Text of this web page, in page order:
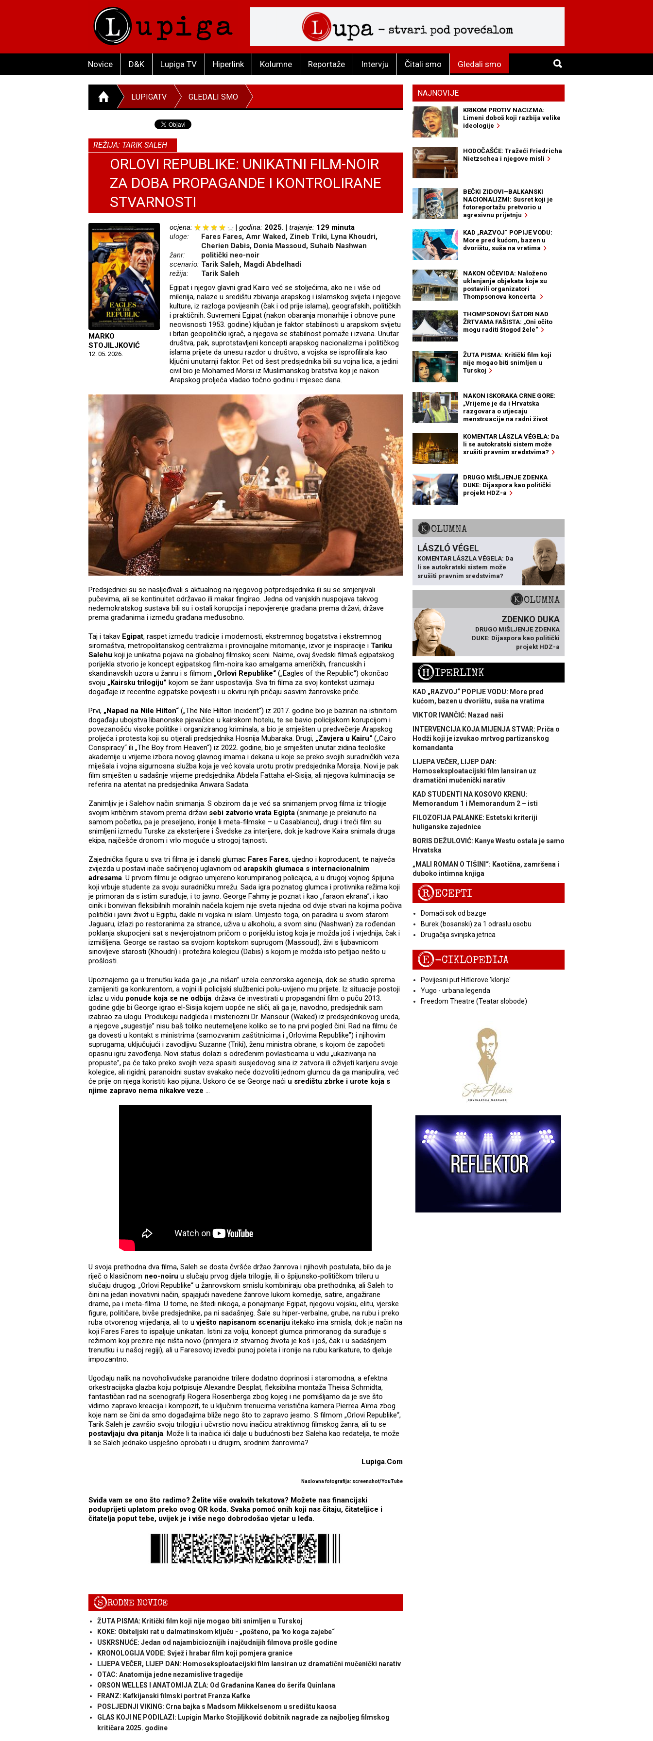
Novice D&K Lupiga TV Hiperlink Kolumne Reportaže Intervju Čitali smo Gledali smo
LUPIGATV GLEDALI SMO
REŽIJA: TARIK SALEH
ORLOVI REPUBLIKE: UNIKATNI FILM-NOIR
ZA DOBA PROPAGANDE I KONTROLIRANE
STVARNOSTI
MARKO
STOJILJKOVIĆ
12. 05. 2026.
ocjena: godina: 2025. trajanje: 129 minuta
uloge:
Fares Fares, Amr Waked, Zineb Triki, Lyna Khoudri,
Cherien Dabis, Donia Massoud, Suhaib Nashwan
žanr:
politički neo-noir
scenario: Tarik Saleh, Magdi Abdelhadi
režija:
Tarik Saleh
Egipat i njegov glavni grad Kairo već se stoljećima, ako ne i više od
milenija, nalaze u središtu zbivanja arapskog i islamskog svijeta i njegove
kulture, iz razloga povijesnih (čak i od prije islama), geografskih, političkih
i praktičnih. Suvremeni Egipat (nakon obaranja monarhije i obnove pune
neovisnosti 1953. godine) ključan je faktor stabilnosti u arapskom svijetu
i bitan geopolitički igrač, a njegova se stabilnost pomaže i izvana. Unutar
društva, pak, suprotstavljeni koncepti arapskog nacionalizma i političkog
islama prijete da unesu razdor u društvo, a vojska se isprofilirala kao
ključni unutarnji faktor. Pet od šest predsjednika bili su vojna lica, a jedini
civil bio je Mohamed Morsi iz Muslimanskog bratstva koji je nakon
Arapskog proljeća vladao točno godinu i mjesec dana.
Predsjednici su se nasljeđivali s aktualnog na njegovog potpredsjednika ili su se smjenjivali
pučevima, ali se kontinuitet održavao ili makar fingirao. Jedna od vanjskih nuspojava takvog
nedemokratskog sustava bili su i ostali korupcija i nepovjerenje građana prema državi, države
prema građanima i između građana međusobno.
Taj i takav Egipat, raspet između tradicije i modernosti, ekstremnog bogatstva i ekstremnog
siromaštva, metropolitanskog centralizma i provincijalne mitomanije, izvor je inspiracije i Tariku
Salehu koji je unikatna pojava na globalnoj filmskoj sceni. Naime, ovaj švedski filmaš egipatskog
porijekla stvorio je koncept egipatskog film-noira kao amalgama američkih, francuskih i
skandinavskih uzora u žanru i s filmom „Orlovi Republike“ („Eagles of the Republic“) okončao
svoju „Kairsku trilogiju” kojom se žanr uspostavlja. Sva tri filma za svoj kontekst uzimaju
događaje iz recentne egipatske povijesti i u okviru njih pričaju sasvim žanrovske priče.
Prvi, „Napad na Nile Hilton“ („The Nile Hilton Incident“) iz 2017. godine bio je baziran na istinitom
događaju ubojstva libanonske pjevačice u kairskom hotelu, te se bavio policijskom korupcijom i
povezanošću visoke politike i organiziranog kriminala, a bio je smješten u predvečerje Arapskog
proljeća i protesta koji su otjerali predsjednika Hosnija Mubaraka. Drugi, „Zavjera u Kairu“ („Cairo
Conspiracy“ ili „The Boy from Heaven“) iz 2022. godine, bio je smješten unutar zidina teološke
akademije u vrijeme izbora novog glavnog imama i dekana u koje se preko svojih suradničkih veza
miješala i vojna sigurnosna služba koja je već kovala urotu protiv predsjednika Morsija. Novi je pak
film smješten u sadašnje vrijeme predsjednika Abdela Fattaha el-Sisija, ali njegova kulminacija se
referira na atentat na predsjednika Anwara Sadata.
Zanimljiv je i Salehov način snimanja. S obzirom da je već sa snimanjem prvog filma iz trilogije
svojim kritičnim stavom prema državi sebi zatvorio vrata Egipta (snimanje je prekinuto na
samom početku, pa je preseljeno, ironije li meta-filmske – u Casablancu), drugi i treći film su
snimljeni između Turske za eksterijere i Švedske za interijere, dok je kadrove Kaira snimala druga
ekipa, najčešće dronom i vrlo moguće u strogoj tajnosti.
Zajednička figura u sva tri filma je i danski glumac Fares Fares, ujedno i koproducent, te najveća
zvijezda u postavi inače sačinjenoj uglavnom od arapskih glumaca s internacionalnim
adresama. U prvom filmu je odigrao umjereno korumpiranog policajca, a u drugoj vojnog špijuna
koji vrbuje studente za svoju suradničku mrežu. Sada igra poznatog glumca i protivnika režima koji
je primoran da s istim surađuje, i to javno. George Fahmy je poznat i kao „faraon ekrana”, i kao
cinik i bonvivan fleksibilnih moralnih načela kojem nije sveta nijedna od dvije stvari na kojima počiva
politički i javni život u Egiptu, dakle ni vojska ni islam. Umjesto toga, on paradira u svom starom
Jaguaru, izlazi po restoranima za strance, uživa u alkoholu, a svom sinu (Nashwan) za rođendan
poklanja skupocjeni sat s nevjerojatnom pričom o porijeklu istog koja je možda još i vrjednija, čak i
izmišljena. George se rastao sa svojom koptskom suprugom (Massoud), živi s ljubavnicom
sinovljeve starosti (Khoudri) i protežira kolegicu (Dabis) s kojom je možda isto petljao nešto u
prošlosti.
Upoznajemo ga u trenutku kada ga je „na nišan” uzela cenzorska agencija, dok se studio sprema
zamijeniti ga konkurentom, a vojni ili policijski službenici polu-uvijeno mu prijete. Iz situacije postoji
izlaz u vidu ponude koja se ne odbija: država će investirati u propagandni film o puču 2013.
godine gdje bi George igrao el-Sisija kojem uopće ne sliči, ali ga je, navodno, predsjednik sam
izabrao za ulogu. Produkciju nadgleda i misteriozni Dr. Mansour (Waked) iz predsjednikovog ureda,
a njegove „sugestije” nisu baš toliko neutemeljene koliko se to na prvi pogled čini. Rad na filmu će
ga dovesti u kontakt s ministrima (samozvanim zaštitnicima i „Orlovima Republike”) i njihovim
suprugama, uključujući i zavodljivu Suzanne (Triki), ženu ministra obrane, s kojom će započeti
opasnu igru zavođenja. Novi status dolazi s određenim povlasticama u vidu „ukazivanja na
propuste”, pa će tako preko svojih veza spasiti susjedovog sina iz zatvora ili oživjeti karijeru svoje
kolegice, ali rigidni, paranoidni sustav svakako neće dozvoliti jednom glumcu da ga manipulira, već
će prije on njega koristiti kao pijuna. Uskoro će se George naći u središtu zbrke i urote koja s
njime zapravo nema nikakve veze ...
U svoja prethodna dva filma, Saleh se dosta čvršće držao žanrova i njihovih postulata, bilo da je
riječ o klasičnom neo-noiru u slučaju prvog dijela trilogije, ili o špijunsko-političkom trileru u
slučaju drugog. „Orlovi Republike“ u žanrovskom smislu kombiniraju oba prethodnika, ali Saleh to
čini na jedan inovativni način, spajajući navedene žanrove lukom komedije, satire, angažirane
drame, pa i meta-filma. U tome, ne štedi nikoga, a ponajmanje Egipat, njegovu vojsku, elitu, vjerske
figure, političare, bivše predsjednike, pa ni sadašnjeg. Šale su hiper-verbalne, grube, na rubu i preko
ruba otvorenog vrijeđanja, ali to uvješto napisanom scenariju itekako ima smisla, dok je način na
koji Fares Fares to ispaljuje unikatan. Istini za volju, koncept glumca primoranog da surađuje s
režimom koji prezire nije ništa novo (primjera iz stvarnog života je koš i još, čak i u sadašnjem
trenutku i u našoj regiji), ali u Faresovoj izvedbi punoj poleta i ironije na rubu karikature, to djeluje
impozantno.
Ugođaju nalik na novoholivudske paranoidne trilere dodatno doprinosi i staromodna, a efektna
orkestracijska glazba koju potpisuje Alexandre Desplat, fleksibilna montaža Theisa Schmidta,
fantastičan rad na scenografiji Rogera Rosenberga zbog kojeg i ne pomišljamo da je sve što
vidimo zapravo kreacija i kompozit, te u ključnim trenucima veristična kamera Pierrea Aïma zbog
koje nam se čini da smo događajima bliže nego što to zapravo jesmo. S filmom „Orlovi Republike“,
Tarik Saleh je završio svoju trilogiju i učvrstio novu inačicu atraktivnog filmskog žanra, ali tu se
postavljaju dva pitanja. Može li ta inačica ići dalje u budućnosti bez Saleha kao redatelja, te može
li se Saleh jednako uspješno oprobati i u drugim, srodnim žanrovima?
Lupiga.Com
Naslovna fotografija: screenshot/YouTube
Sviđa vam se ono što radimo? Želite više ovakvih tekstova? Možete nas financijski
poduprijeti uplatom preko ovog QR koda. Svaka pomoć onih koji nas čitaju, čitateljice i
čitatelja poput tebe, uvijek je i više nego dobrodošao vjetar u leđa.
SRODNE NOVICE
ŽUTA PISMA: Kritički film koji nije mogao biti snimljen u Turskoj
KOKE: Obiteljski rat u dalmatinskom ključu - „pošteno, pa 'ko koga zajebe“
USKRSNUĆE: Jedan od najambicioznijih i najčudnijih filmova prošle godine
KRONOLOGIJA VODE: Svjež i hrabar film koji pomjera granice
LIJEPA VEČER, LIJEP DAN: Homoseksploatacijski film lansiran uz dramatični mučenički narativ
OTAC: Anatomija jedne nezamislive tragedije
ORSON WELLES I ANATOMIJA ZLA: Od Građanina Kanea do šerifa Quinlana
FRANZ: Kafkijanski filmski portret Franza Kafke
POSLJEDNJI VIKING: Crna bajka s Madsom Mikkelsenom u središtu kaosa
GLAS KOJI NE PODILAZI: Lupigin Marko Stojiljković dobitnik nagrade za najboljeg filmskog
kritičara 2025. godine
NAJNOVIJE
KRIKOM PROTIV NACIZMA:
Limeni doboš koji razbija velike
ideologije
HODOČAŠĆE: Tražeći Friedricha
Nietzschea i njegove misli
BEČKI ZIDOVI–BALKANSKI
NACIONALIZMI: Susret koji je
fotoreportažu pretvorio u
agresivnu prijetnju
KAD „RAZVOJ“ POPIJE VODU:
More pred kućom, bazen u
dvorištu, suša na vratima
NAKON OČEVIDA: Naloženo
uklanjanje objekata koje su
postavili organizatori
Thompsonova koncerta
THOMPSONOVI ŠATORI NAD
ŽRTVAMA FAŠISTA: „Oni očito
mogu raditi štogod žele“
ŽUTA PISMA: Kritički film koji
nije mogao biti snimljen u
Turskoj
NAKON ISKORAKA CRNE GORE:
„Vrijeme je da i Hrvatska
razgovara o utjecaju
menstruacije na radni život
KOMENTAR LÁSZLA VÉGELA: Da
li se autokratski sistem može
srušiti pravnim sredstvima?
DRUGO MIŠLJENJE ZDENKA
DUKE: Dijaspora kao politički
projekt HDZ-a
KOLUMNA
LÁSZLÓ VÉGEL
KOMENTAR LÁSZLA VÉGELA: Da
li se autokratski sistem može
srušiti pravnim sredstvima?
KOLUMNA
ZDENKO DUKA
DRUGO MIŠLJENJE ZDENKA
DUKE: Dijaspora kao politički
projekt HDZ-a
HIPERLINK
KAD „RAZVOJ“ POPIJE VODU: More pred
kućom, bazen u dvorištu, suša na vratima
VIKTOR IVANČIĆ: Nazad naši
INTERVENCIJA KOJA MIJENJA STVAR: Priča o
Hodži koji je izvukao mrtvog partizanskog
komandanta
LIJEPA VEČER, LIJEP DAN:
Homoseksploatacijski film lansiran uz
dramatični mučenički narativ
KAD STUDENTI NA KOSOVO KRENU:
Memorandum 1 i Memorandum 2 – isti
FILOZOFIJA PALANKE: Estetski kriteriji
huliganske zajednice
BORIS DEŽULOVIĆ: Kanye Westu ostala je samo
Hrvatska
„MALI ROMAN O TIŠINI“: Kaotična, zamršena i
duboko intimna knjiga
RECEPTI
Domaći sok od bazge
Burek (bosanski) za 1 odraslu osobu
Drugačija svinjska jetrica
E-CIKLOPEDIJA
Povijesni put Hitlerove 'klonje'
Yugo - urbana legenda
Freedom Theatre (Teatar slobode)